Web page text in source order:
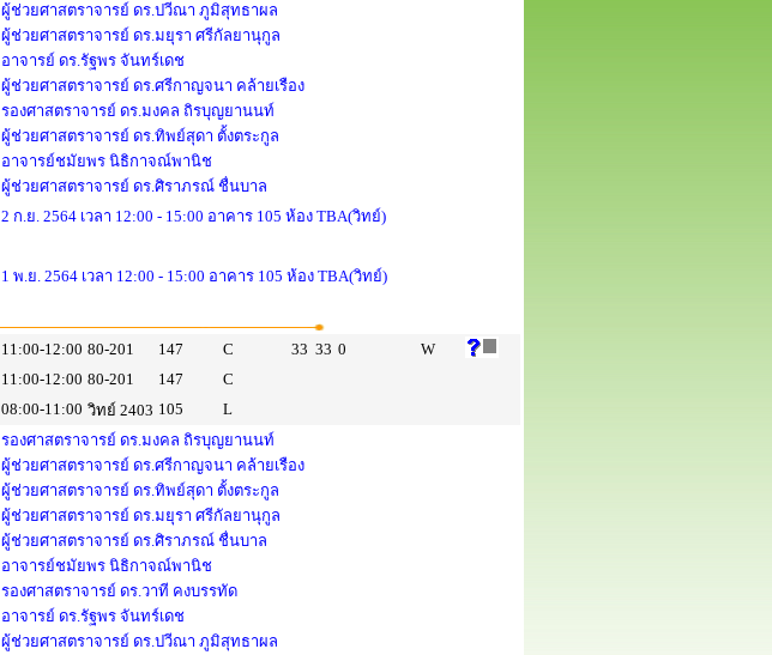
ผู้ช่วยศาสตราจารย์ ดร.ปวีณา ภูมิสุทธาผล
ผู้ช่วยศาสตราจารย์ ดร.มยุรา ศรีกัลยานุกูล
อาจารย์ ดร.รัฐพร จันทร์เดช
ผู้ช่วยศาสตราจารย์ ดร.ศรีกาญจนา คล้ายเรือง
รองศาสตราจารย์ ดร.มงคล ถิรบุญยานนท์
ผู้ช่วยศาสตราจารย์ ดร.ทิพย์สุดา ตั้งตระกูล
อาจารย์ชมัยพร นิธิกาจณ์พานิช
ผู้ช่วยศาสตราจารย์ ดร.ศิราภรณ์ ชื่นบาล
2 ก.ย. 2564 เวลา 12:00 - 15:00 อาคาร 105 ห้อง TBA(วิทย์)
1 พ.ย. 2564 เวลา 12:00 - 15:00 อาคาร 105 ห้อง TBA(วิทย์)
11:00-12:00 80-201 147 C 33 33 0
W
11:00-12:00 80-201 147
C
08:00-11:00 วิทย์ 2403 105
L
รองศาสตราจารย์ ดร.มงคล ถิรบุญยานนท์
ผู้ช่วยศาสตราจารย์ ดร.ศรีกาญจนา คล้ายเรือง
ผู้ช่วยศาสตราจารย์ ดร.ทิพย์สุดา ตั้งตระกูล
ผู้ช่วยศาสตราจารย์ ดร.มยุรา ศรีกัลยานุกูล
ผู้ช่วยศาสตราจารย์ ดร.ศิราภรณ์ ชื่นบาล
อาจารย์ชมัยพร นิธิกาจณ์พานิช
รองศาสตราจารย์ ดร.วาที คงบรรทัด
อาจารย์ ดร.รัฐพร จันทร์เดช
ผู้ช่วยศาสตราจารย์ ดร.ปวีณา ภูมิสุทธาผล